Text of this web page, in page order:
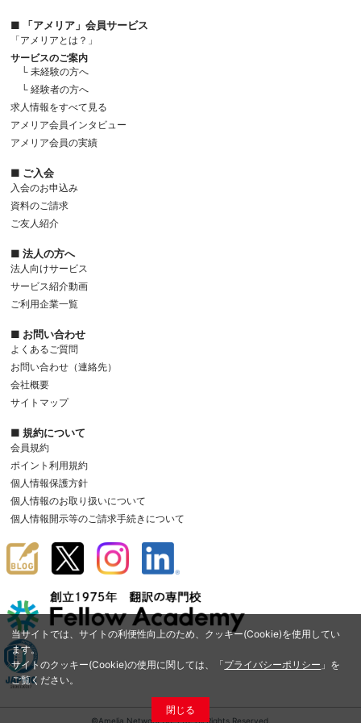
当サイトでは、サイトの利便性向上のため、クッキー(Cookie)を使用してい
ます。
サイトのクッキー(Cookie)の使用に関しては、「プライバシーポリシー 」を
ご覧ください。
閉じる
■ 「アメリア」会員サービス
「アメリアとは？」
サービスのご案内
└ 未経験の方へ
└ 経験者の方へ
求人情報をすべて見る
アメリア会員インタビュー
アメリア会員の実績
■ ご入会
入会のお申込み
資料のご請求
ご友人紹介
■ 法人の方へ
法人向けサービス
サービス紹介動画
ご利用企業一覧
■ お問い合わせ
よくあるご質問
お問い合わせ（連絡先）
会社概要
サイトマップ
■ 規約について
会員規約
ポイント利用規約
個人情報保護方針
個人情報のお取り扱いについて
個人情報開示等のご請求手続きについて
©Amelia Network Co.,Ltd. All Rights Reserved.